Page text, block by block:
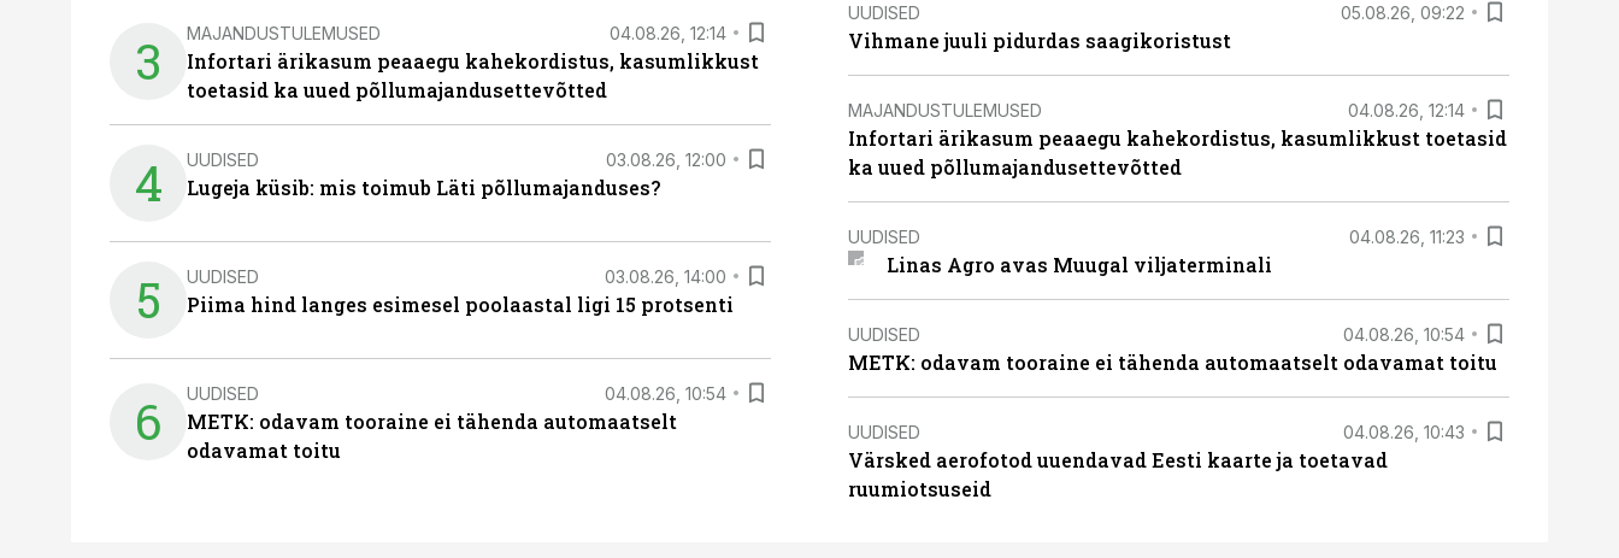
3 MAJANDUSTULEMUSED 04.08.26, 12:14
Infortari ärikasum peaaegu kahekordistus, kasumlikkust
toetasid ka uued põllumajandusettevõtted
4 UUDISED 03.08.26, 12:00
Lugeja küsib: mis toimub Läti põllumajanduses?
5 UUDISED 03.08.26, 14:00
Piima hind langes esimesel poolaastal ligi 15 protsenti
6 UUDISED 04.08.26, 10:54
METK: odavam tooraine ei tähenda automaatselt
odavamat toitu
UUDISED 05.08.26, 09:22
Vihmane juuli pidurdas saagikoristust
MAJANDUSTULEMUSED 04.08.26, 12:14
Infortari ärikasum peaaegu kahekordistus, kasumlikkust toetasid
ka uued põllumajandusettevõtted
UUDISED 04.08.26, 11:23
Linas Agro avas Muugal viljaterminali
UUDISED 04.08.26, 10:54
METK: odavam tooraine ei tähenda automaatselt odavamat toitu
UUDISED 04.08.26, 10:43
Värsked aerofotod uuendavad Eesti kaarte ja toetavad
ruumiotsuseid